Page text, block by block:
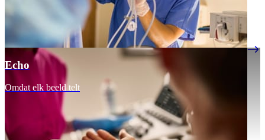
Echo
Omdat elk beeld telt